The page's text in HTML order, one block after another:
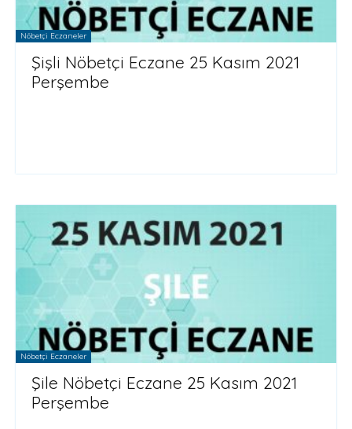
Nöbetçi Eczaneler
Şişli Nöbetçi Eczane 25 Kasım 2021
Perşembe
Nöbetçi Eczaneler
Şile Nöbetçi Eczane 25 Kasım 2021
Perşembe